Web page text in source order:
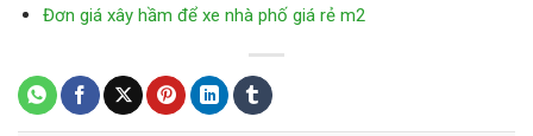
Đơn giá xây hầm để xe nhà phố giá rẻ m2